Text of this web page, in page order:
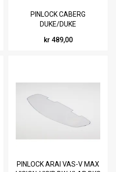
PINLOCK CABERG
DUKE/DUKE
X KLAR A6517DB
kr 489,00
PINLOCK ARAI VAS-V MAX